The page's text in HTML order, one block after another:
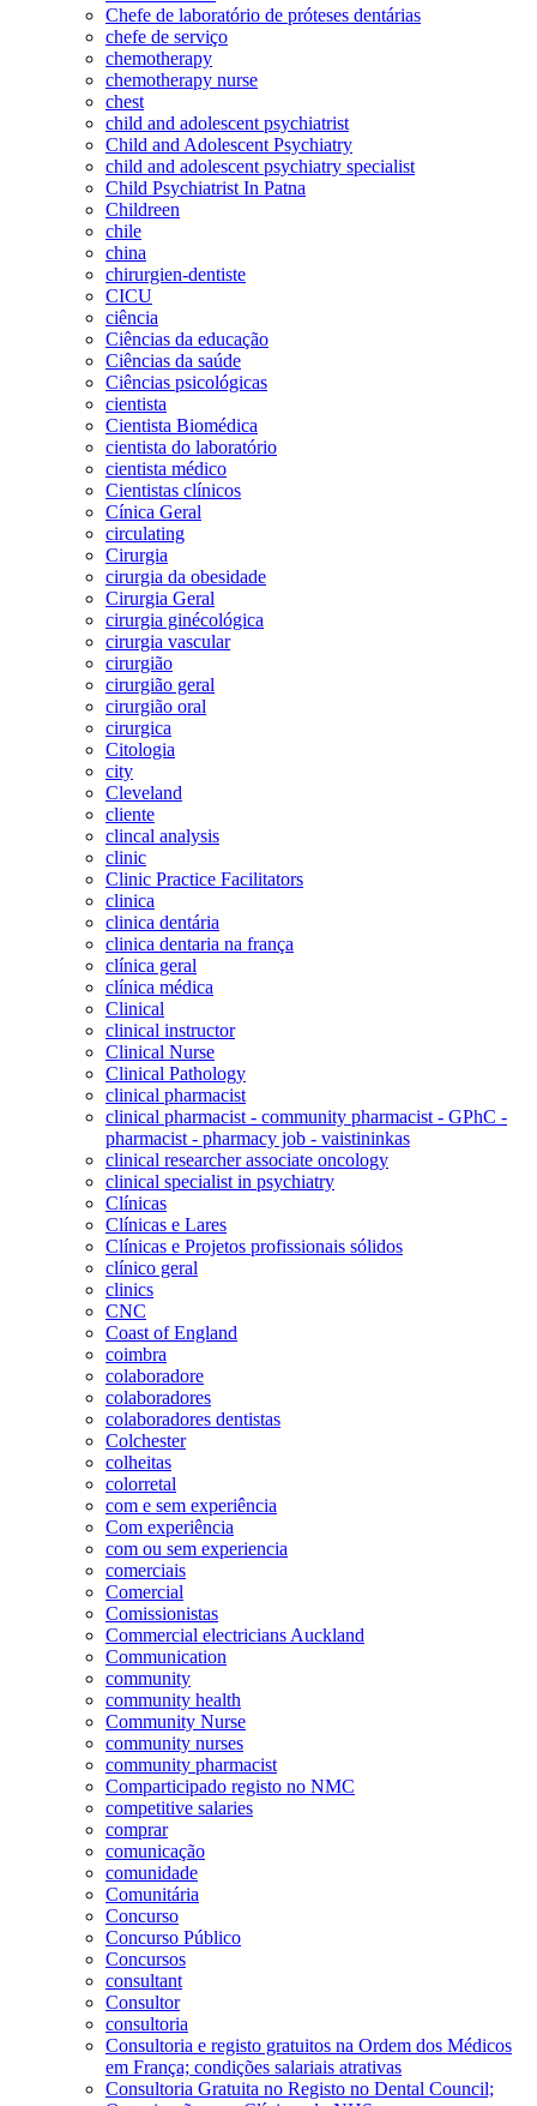
Chefe de laboratório de próteses dentárias
chefe de serviço
chemotherapy
chemotherapy nurse
chest
child and adolescent psychiatrist
Child and Adolescent Psychiatry
child and adolescent psychiatry specialist
Child Psychiatrist In Patna
Childreen
chile
china
chirurgien-dentiste
CICU
ciência
Ciências da educação
Ciências da saúde
Ciências psicológicas
cientista
Cientista Biomédica
cientista do laboratório
cientista médico
Cientistas clínicos
Cínica Geral
circulating
Cirurgia
cirurgia da obesidade
Cirurgia Geral
cirurgia ginécológica
cirurgia vascular
cirurgião
cirurgião geral
cirurgião oral
cirurgica
Citologia
city
Cleveland
cliente
clincal analysis
clinic
Clinic Practice Facilitators
clinica
clinica dentária
clinica dentaria na frança
clínica geral
clínica médica
Clinical
clinical instructor
Clinical Nurse
Clinical Pathology
clinical pharmacist
clinical pharmacist - community pharmacist - GPhC -
pharmacist - pharmacy job - vaistininkas
clinical researcher associate oncology
clinical specialist in psychiatry
Clínicas
Clínicas e Lares
Clínicas e Projetos profissionais sólidos
clínico geral
clinics
CNC
Coast of England
coimbra
colaboradore
colaboradores
colaboradores dentistas
Colchester
colheitas
colorretal
com e sem experiência
Com experiência
com ou sem experiencia
comerciais
Comercial
Comissionistas
Commercial electricians Auckland
Communication
community
community health
Community Nurse
community nurses
community pharmacist
Comparticipado registo no NMC
competitive salaries
comprar
comunicação
comunidade
Comunitária
Concurso
Concurso Público
Concursos
consultant
Consultor
consultoria
Consultoria e registo gratuitos na Ordem dos Médicos
em França; condições salariais atrativas
Consultoria Gratuita no Registo no Dental Council;